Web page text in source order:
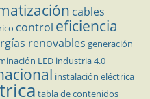
cables
control eficiencia
renovables generación
LED industria 4.0
instalación eléctrica
tabla de contenidos